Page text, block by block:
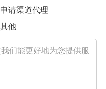
申请渠道代理
其他